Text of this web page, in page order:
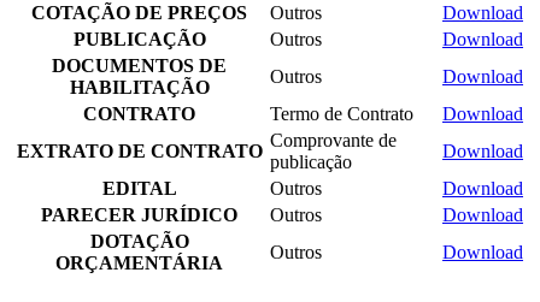
COTAÇÃO DE PREÇOS
Outros
Download
PUBLICAÇÃO
Outros
Download
DOCUMENTOS DE
HABILITAÇÃO
Outros
Download
CONTRATO
Termo de Contrato
Download
EXTRATO DE CONTRATO
Comprovante de
publicação
Download
EDITAL
Outros
Download
PARECER JURÍDICO
Outros
Download
DOTAÇÃO
ORÇAMENTÁRIA
Outros Download